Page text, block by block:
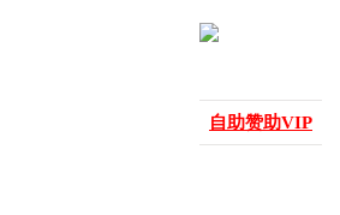
自助赞助VIP